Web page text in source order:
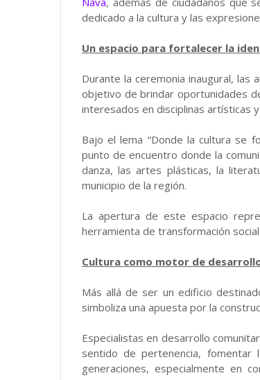
dedicado a la cultura y las
Un espacio para fortalecer la
Durante la ceremonia inaugural, las
objetivo de brindar oportunidades
interesados en disciplinas artísticas
Bajo el lema “Donde la cultura se
punto de encuentro donde la
danza, las artes plásticas, la
municipio de la región.
La apertura de este espacio
herramienta de transformación
Cultura como motor de
Más allá de ser un edificio
simboliza una apuesta por la
Especialistas en desarrollo
sentido de pertenencia, fomentar
generaciones, especialmente en